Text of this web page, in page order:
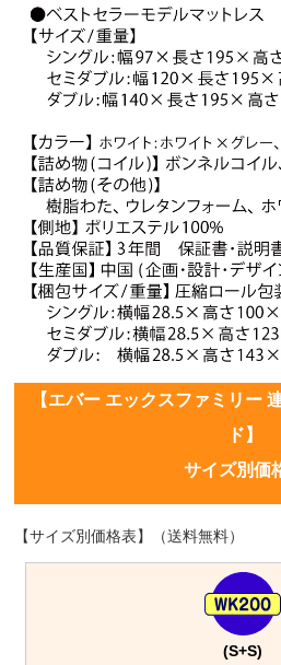
【エバー エックスファミリー
ド】
サイズ別価
【サイズ別価格表】（送料無料）
(S+S)